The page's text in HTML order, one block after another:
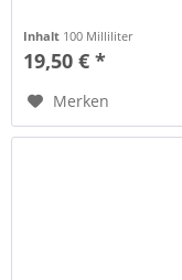
Inhalt 100 Milliliter
19,50 € *
Merken